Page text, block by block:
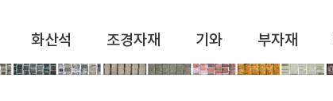
화산석 조경자재 기와 부자재